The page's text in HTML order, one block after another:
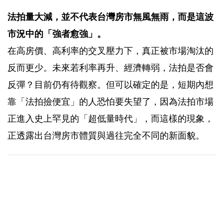
法拍量大減，並不代表台灣房市無風無雨，而是這波
市況中的「強者愈強」。
在高房價、高利率的交叉壓力下，真正被市場淘汰的
反而更少。未來若利率再升、經濟轉弱，法拍是否會
反彈？目前仍有待觀察。但可以確定的是，短期內想
靠「法拍撿便宜」的人恐怕要失望了，因為法拍市場
正進入史上罕見的「超低量時代」，而這樣的現象，
正透露出台灣房市體質與過往完全不同的新面貌。